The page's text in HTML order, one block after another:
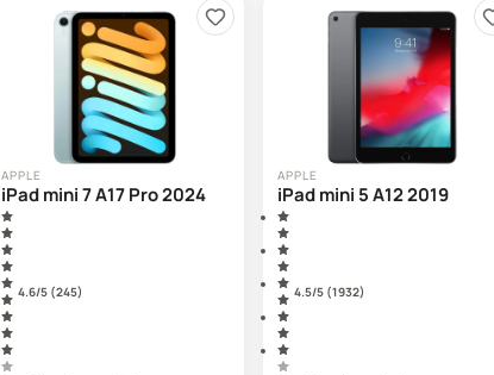
APPLE
iPad mini 7 A17 Pro 2024
4.6/5 (245)
APPLE
iPad mini 5 A12 2019
4.5/5 (1 932)